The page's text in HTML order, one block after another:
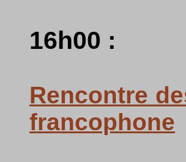
16h00 :
Rencontre
francophone